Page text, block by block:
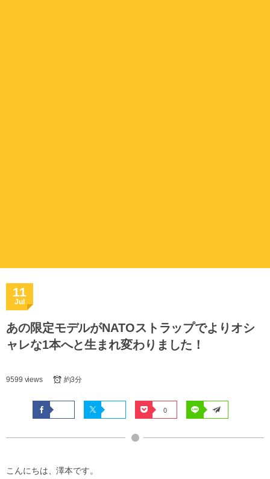
11
Jul
あの限定モデルがNATOストラップでよりオシ
ャレな1本へと生まれ変わりました！
9599 views 約3分
0
こんにちは、澤本です。